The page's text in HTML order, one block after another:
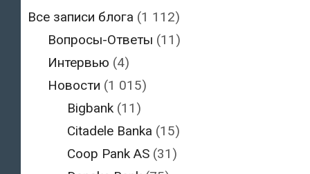
Все записи блога (1 112)
Вопросы-Ответы (11)
Интервью (4)
Новости (1 015)
Bigbank (11)
Citadele Banka (15)
Coop Pank AS (31)